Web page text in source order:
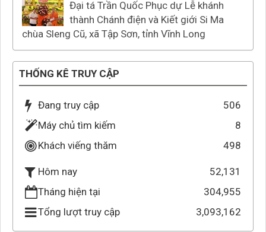
Đại tá Trần Quốc Phục dự Lễ khánh
thành Chánh điện và Kiết giới Si Ma
chùa Sleng Cũ, xã Tập Sơn, tỉnh Vĩnh Long
THỐNG KÊ TRUY CẬP
Đang truy cập
506
Máy chủ tìm kiếm
8
Khách viếng thăm
498
Hôm nay
52,131
Tháng hiện tại
304,955
Tổng lượt truy cập
3,093,162